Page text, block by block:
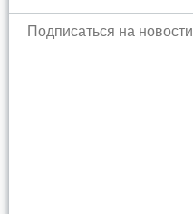
Подписаться на новости